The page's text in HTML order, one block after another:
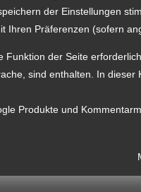
Internet:
der Einstellungen
Ihren Präferenzen (sofern
Funktion der Seite
sind enthalten. In dieser
Produkte und